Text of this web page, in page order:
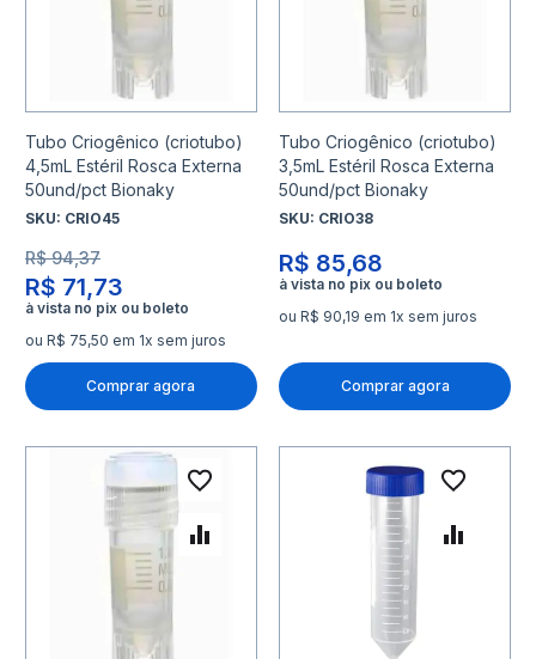
Tubo Criogênico (criotubo)
4,5mL Estéril Rosca Externa
50und/pct Bionaky
SKU: CRIO45
R$ 71,73
R$ 94,37
ou R$ 75,50 em 1x sem juros
Comprar agora
Tubo Criogênico (criotubo)
3,5mL Estéril Rosca Externa
50und/pct Bionaky
SKU: CRIO38
R$ 85,68
ou R$ 90,19 em 1x sem juros
Comprar agora
Adicionar à lista de
Adicionar para Comparar